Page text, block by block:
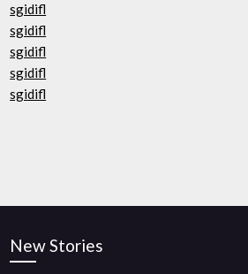
sgidifl
sgidifl
sgidifl
sgidifl
sgidifl
New Stories